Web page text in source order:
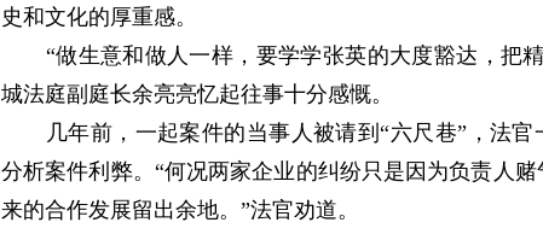
史和文化的厚重感。
“做生意和做人一样，要学学张英的大度豁达，把
城法庭副庭长余亮亮忆起往事十分感慨。
几年前，一起案件的当事人被请到“六尺巷”，法官
分析案件利弊。“何况两家企业的纠纷只是因为负责人
来的合作发展留出余地。”法官劝道。